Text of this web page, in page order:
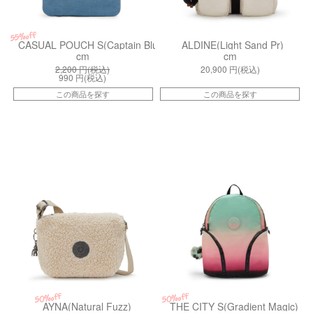
55%off
CASUAL POUCH S(Captain Blue Bl)
cm
2,200円(税込)
990 円(税込)
この商品を探す
ALDINE(Light Sand Pr)
cm
20,900 円(税込)
この商品を探す
50%off
AYNA(Natural Fuzz)
50%off
THE CITY S(Gradient Magic)